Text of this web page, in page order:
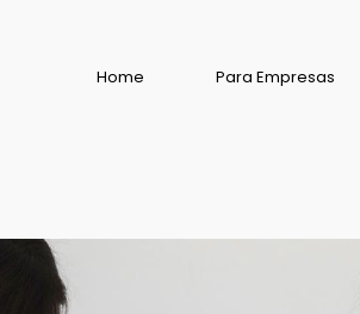
Home Para Empresas